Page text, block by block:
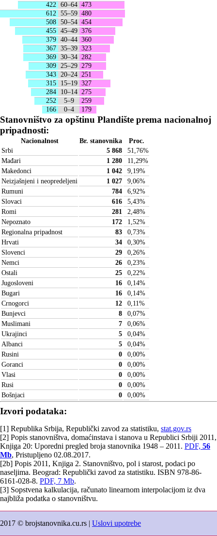
422
60–64 473
612
55–59 480
508 50–54 454
455 45–49 376
379 40–44 360
367 35–39 323
369 30–34
282
309
25–29
279
343
20–24
251
315
15–19 327
284
10–14
275
252
5–9
259
166
0–4 179
Stanovništvo za opštinu Plandište prema nacionalnoj
pripadnosti:
Nacionalnost Br. stanovnika
Proc.
Srbi
5 868 51,76%
Mađari
1 280 11,29%
Makedonci
1 042 9,19%
Neizjašnjeni i neopredeljeni
1 027 9,06%
Rumuni
784 6,92%
Slovaci
616 5,43%
Romi
281 2,48%
Nepoznato
172 1,52%
Regionalna pripadnost
83 0,73%
Hrvati
34 0,30%
Slovenci
29 0,26%
Nemci
26 0,23%
Ostali
25 0,22%
Jugosloveni
16 0,14%
Bugari
16 0,14%
Crnogorci
12 0,11 %
Bunjevci
8 0,07%
Muslimani
7 0,06%
Ukrajinci
5 0,04%
Albanci
5 0,04%
Rusini
0 0,00%
Goranci
0 0,00%
Vlasi
0 0,00%
Rusi
0 0,00%
Bošnjaci
0 0,00%
Izvori podataka:
[1] Republika Srbija, Republički zavod za statistiku, stat.gov.rs
[2] Popis stanovništva, domaćinstava i stanova u Republici Srbiji 2011,
Knjiga 20: Uporedni pregled broja stanovnika 1948 – 2011. PDF, 56
Mb, Pristupljeno 02.08.2017.
[2b] Popis 2011, Knjiga 2. Stanovništvo, pol i starost, podaci po
naseljima. Beograd: Republički zavod za statistiku. ISBN 978-86-
6161-028-8. PDF, 7 Mb.
[3] Sopstvena kalkulacija, računato linearnom interpolacijom iz dva
najbliža podatka o stanovništvu.
2017 © brojstanovnika.cu.rs | Uslovi upotrebe